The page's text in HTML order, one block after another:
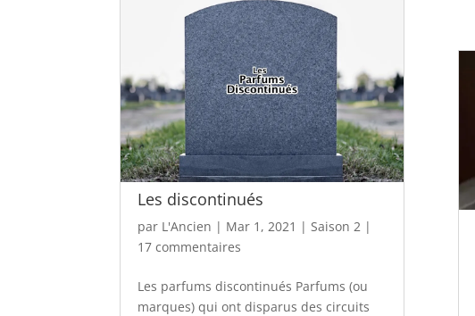
Les discontinués
par L'Ancien | Mar 1, 2021 |Saison 2 |
17 commentaires
Les parfums discontinués Parfums (ou
marques) qui ont disparus des circuits